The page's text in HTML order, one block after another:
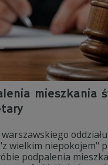
mieszkania
oddziału
wielkim niepokojem"
podpalenia